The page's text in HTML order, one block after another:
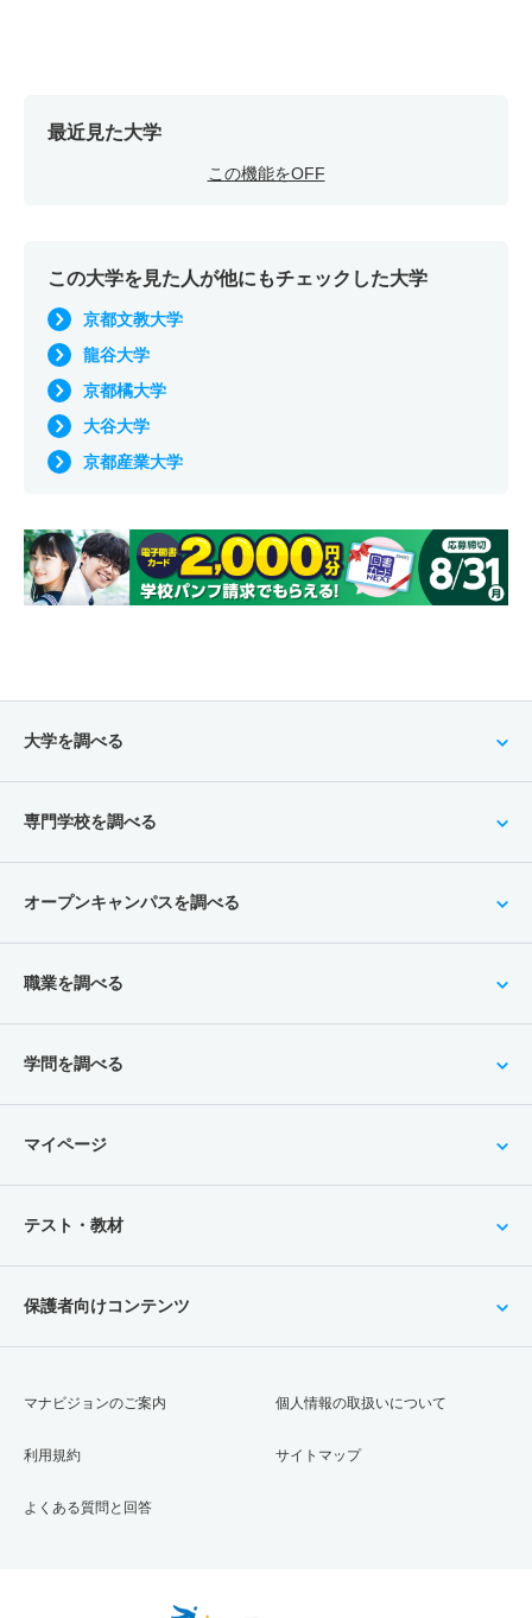
最近見た大学
この機能をOFF
この大学を見た人が他にもチェックした大学
京都文教大学
龍谷大学
京都橘大学
大谷大学
京都産業大学
大学を調べる
専門学校を調べる
オープンキャンパスを調べる
職業を調べる
学問を調べる
マイページ
テスト・教材
保護者向けコンテンツ
マナビジョンのご案内
利用規約
よくある質問と回答
個人情報の取扱いについて
サイトマップ